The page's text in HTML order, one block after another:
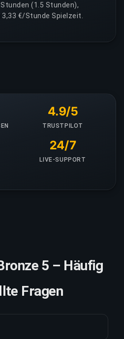
(1.5 Stunden),
€/Stunde Spielzeit.
4.9/5
TRUSTPILOT
24/7
LIVE-SUPPORT
5 – Häufig
Fragen